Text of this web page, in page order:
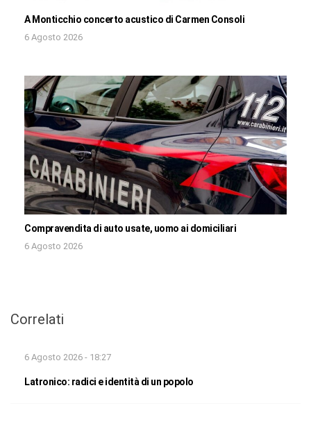
A Monticchio concerto acustico di Carmen Consoli
6 Agosto 2026
Compravendita di auto usate, uomo ai domiciliari
6 Agosto 2026
Correlati
6 Agosto 2026 - 18:27
Latronico: radici e identità di un popolo